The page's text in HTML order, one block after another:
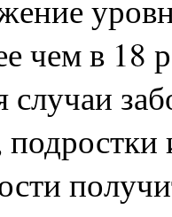
чем в 18
случаи